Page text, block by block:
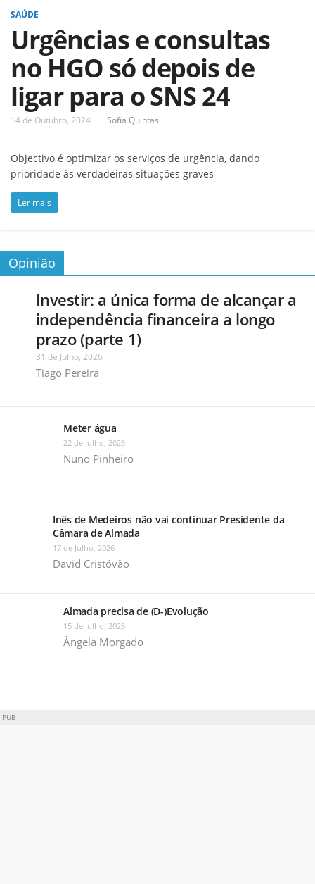
SAÚDE
Urgências e consultas
no HGO só depois de
ligar para o SNS 24
14 de Outubro, 2024 Sofia Quintas
Objectivo é optimizar os serviços de urgência, dando
prioridade às verdadeiras situações graves
Ler mais
Opinião
Investir: a única forma de alcançar a
independência financeira a longo
prazo (parte 1)
31 de Julho, 2026
Tiago Pereira
Meter água
22 de Julho, 2026
Nuno Pinheiro
Inês de Medeiros não vai continuar Presidente da
Câmara de Almada
17 de Julho, 2026
David Cristóvão
Almada precisa de (D-)Evolução
15 de Julho, 2026
Ângela Morgado
PUB